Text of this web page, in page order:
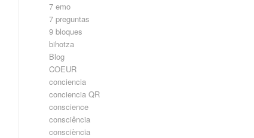
7 emo
7 preguntas
9 bloques
bihotza
Blog
COEUR
conciencia
conciencia QR
conscience
consciência
consciència